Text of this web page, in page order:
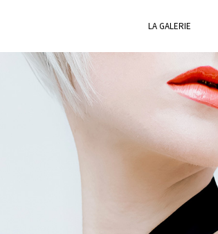
LA GALERIE